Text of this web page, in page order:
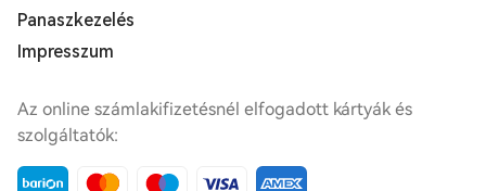
Panaszkezelés
Impresszum
Az online számlakifizetésnél elfogadott kártyák és
szolgáltatók: